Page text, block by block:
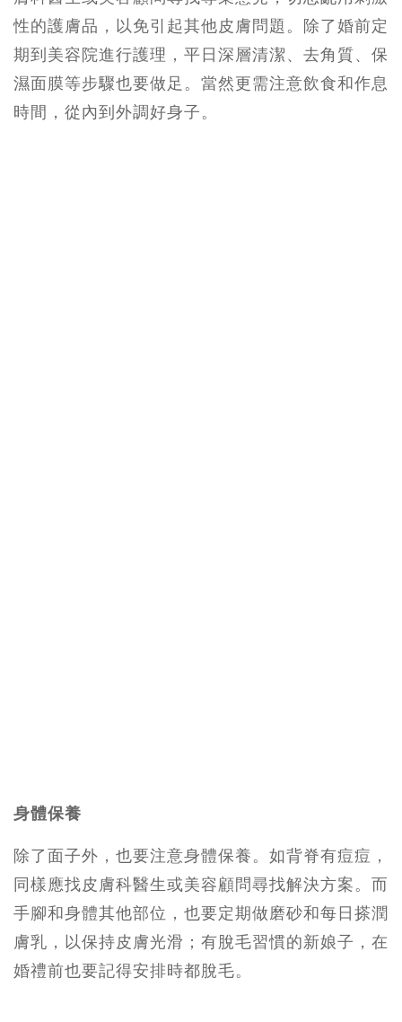
性的護膚品，以免引起其他皮膚問題。除了婚前定
期到美容院進行護理，平日深層清潔、去角質、保
濕面膜等步驟也要做足。當然更需注意飲食和作息
時間，從內到外調好身子。
身體保養
除了面子外，也要注意身體保養。如背脊有痘痘，
同樣應找皮膚科醫生或美容顧問尋找解決方案。而
手腳和身體其他部位，也要定期做磨砂和每日搽潤
膚乳，以保持皮膚光滑；有脫毛習慣的新娘子，在
婚禮前也要記得安排時都脫毛。